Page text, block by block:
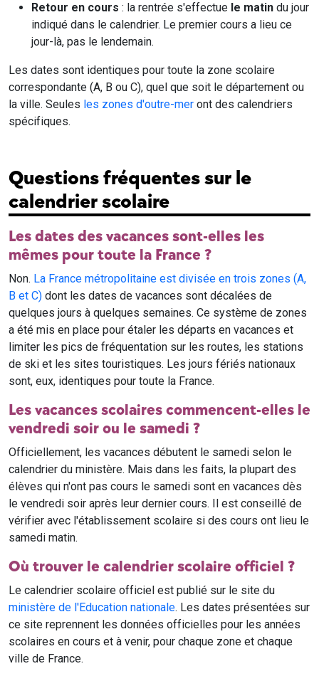
Retour en cours : la rentrée s'effectue le matin du jour
indiqué dans le calendrier. Le premier cours a lieu ce
jour-là, pas le lendemain.
Les dates sont identiques pour toute la zone scolaire
correspondante (A, B ou C), quel que soit le département ou
la ville. Seules les zones d'outre-mer ont des calendriers
spécifiques.
Questions fréquentes sur le
calendrier scolaire
Les dates des vacances sont-elles les
mêmes pour toute la France ?
Non. La France métropolitaine est divisée en trois zones (A,
B et C) dont les dates de vacances sont décalées de
quelques jours à quelques semaines. Ce système de zones
a été mis en place pour étaler les départs en vacances et
limiter les pics de fréquentation sur les routes, les stations
de ski et les sites touristiques. Les jours fériés nationaux
sont, eux, identiques pour toute la France.
Les vacances scolaires commencent-elles le
vendredi soir ou le samedi ?
Officiellement, les vacances débutent le samedi selon le
calendrier du ministère. Mais dans les faits, la plupart des
élèves qui n'ont pas cours le samedi sont en vacances dès
le vendredi soir après leur dernier cours. Il est conseillé de
vérifier avec l'établissement scolaire si des cours ont lieu le
samedi matin.
Où trouver le calendrier scolaire officiel ?
Le calendrier scolaire officiel est publié sur le site du
ministère de l'Education nationale. Les dates présentées sur
ce site reprennent les données officielles pour les années
scolaires en cours et à venir, pour chaque zone et chaque
ville de France.